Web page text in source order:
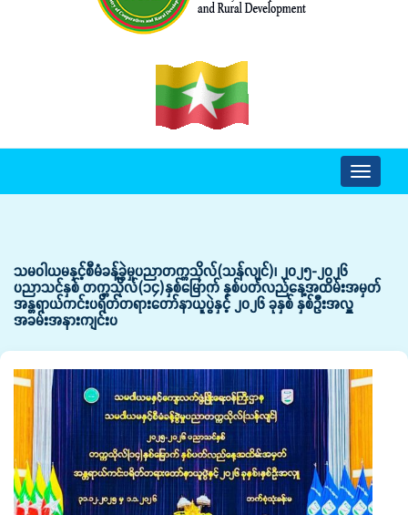
Toggle
သမဝါယမနှင့်စီမံခန့်ခွဲမှုပညာတက္ကသိုလ်(သန်လျင်)၊ ၂၀၂၅-၂၀၂၆
ပညာသင်နှစ် တက္ကသိုလ်(၁၄)နှစ်မြောက် နှစ်ပတ်လည်နေ့အထိမ်းအမှတ်
အန္တရာယ်ကင်းပရိတ်တရားတော်နာယူပွဲနှင့် ၂၀၂၆ ခုနှစ် နှစ်ဦးအလှူ
အခမ်းအနားကျင်းပ